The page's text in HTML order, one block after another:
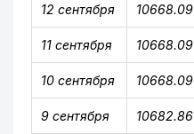
12 сентября 10668.09
11 сентября 10668.09
10 сентября 10668.09
9 сентября 10682.86